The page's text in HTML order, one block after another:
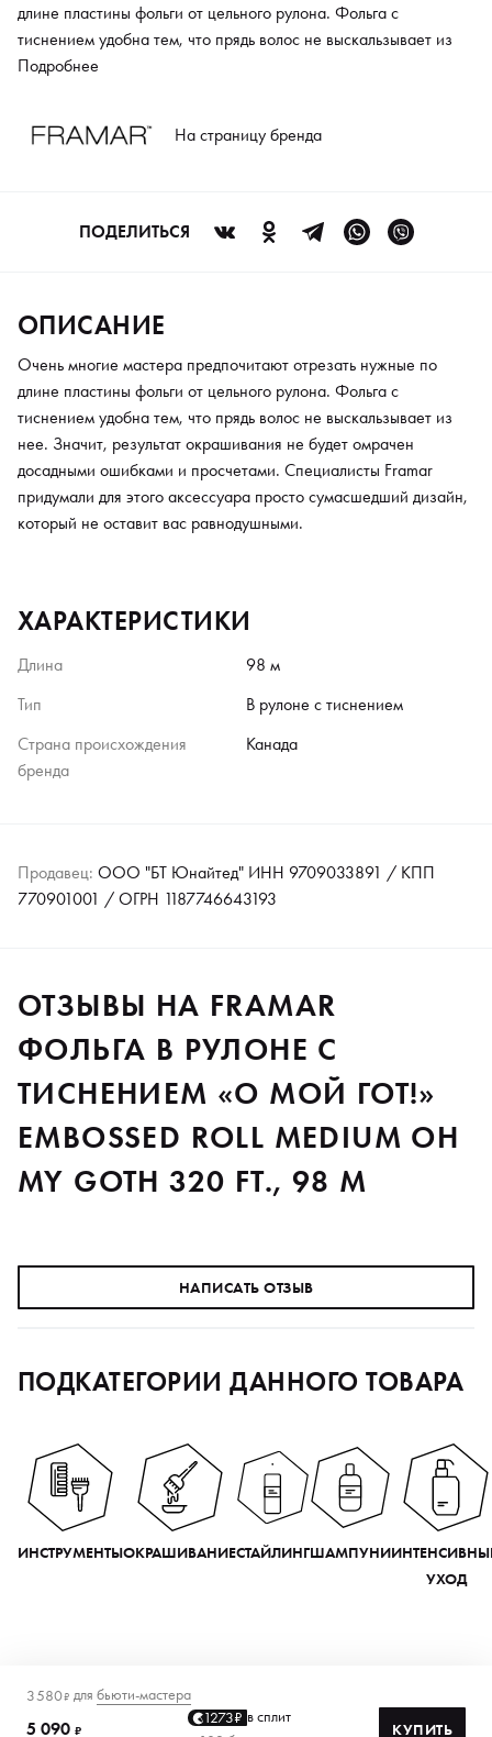
длине пластины фольги от цельного рулона. Фольга с
тиснением удобна тем, что прядь волос не выскальзывает из
нее. Значит, результат окрашивания не будет омрачен
который не оставит вас равнодушными.
Подробнее
На страницу бренда
ПОДЕЛИТЬСЯ
ОПИСАНИЕ
Очень многие мастера предпочитают отрезать нужные по
длине пластины фольги от цельного рулона. Фольга с
тиснением удобна тем, что прядь волос не выскальзывает из
нее. Значит, результат окрашивания не будет омрачен
досадными ошибками и просчетами. Специалисты Framar
придумали для этого аксессуара просто сумасшедший дизайн,
который не оставит вас равнодушными.
ХАРАКТЕРИСТИКИ
Длина
98 м
Тип
В рулоне с тиснением
Страна происхождения
бренда
Канада
Продавец: ООО "БТ Юнайтед" ИНН 9709033891 / КПП
770901001 / ОГРН 1187746643193
ОТЗЫВЫ НА FRAMAR
ФОЛЬГА В РУЛОНЕ С
ТИСНЕНИЕМ «О МОЙ ГОТ!»
EMBOSSED ROLL MEDIUM OH
MY GOTH 320 FT., 98 М
НАПИСАТЬ ОТЗЫВ
ПОДКАТЕГОРИИ ДАННОГО ТОВАРА
ИНСТРУМЕНТЫОКРАШИВАНИЕСТАЙЛИНГШАМПУНИ
УХОД
3 580₽ для бьюти-мастера
5 090 ₽
1273₽ в сплит
КУПИТЬ